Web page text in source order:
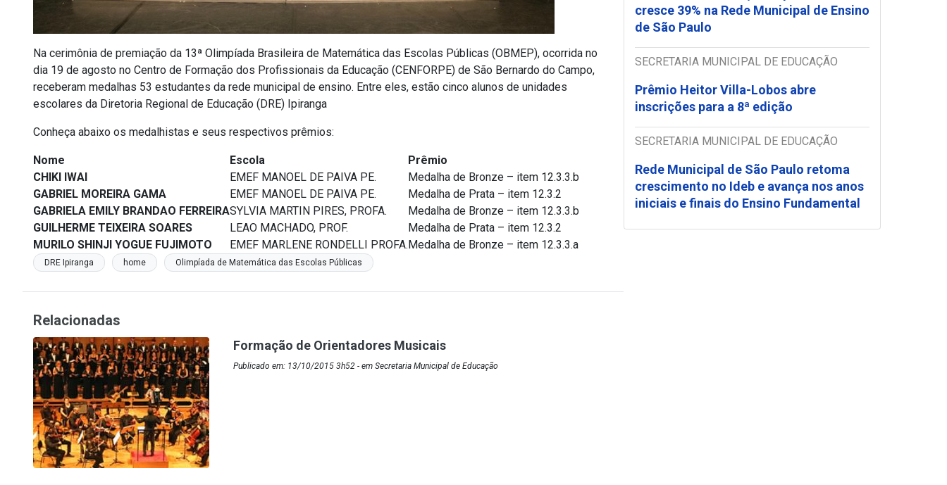
Na cerimônia de premiação da 13ª Olimpíada Brasileira de Matemática das Escolas Públicas (OBMEP), ocorrida no
dia 19 de agosto no Centro de Formação dos Profissionais da Educação (CENFORPE) de São Bernardo do Campo,
receberam medalhas 53 estudantes da rede municipal de ensino. Entre eles, estão cinco alunos de unidades
escolares da Diretoria Regional de Educação (DRE) Ipiranga
Conheça abaixo os medalhistas e seus respectivos prêmios:
Nome Escola
Prêmio
CHIKI IWAI
EMEF MANOEL DE PAIVA PE.
Medalha de Bronze – item 12.3.3.b
GABRIEL MOREIRA GAMA
EMEF MANOEL DE PAIVA PE.
Medalha de Prata – item 12.3.2
GABRIELA EMILY BRANDAO FERREIRASYLVIA MARTIN PIRES, PROFA.
Medalha de Bronze – item 12.3.3.b
GUILHERME TEIXEIRA SOARES
LEAO MACHADO, PROF.
Medalha de Prata – item 12.3.2
MURILO SHINJI YOGUE FUJIMOTO
EMEF MARLENE RONDELLI PROFA.Medalha de Bronze – item 12.3.3.a
DRE Ipiranga home Olimpíada de Matemática das Escolas Públicas
cresce 39% na Rede Municipal de Ensino
de São Paulo
SECRETARIA MUNICIPAL DE EDUCAÇÃO
Prêmio Heitor Villa-Lobos abre
inscrições para a 8ª edição
SECRETARIA MUNICIPAL DE EDUCAÇÃO
Rede Municipal de São Paulo retoma
crescimento no Ideb e avança nos anos
iniciais e finais do Ensino Fundamental
Relacionadas
Formação de Orientadores Musicais
Publicado em: 13/10/2015 3h52 - em Secretaria Municipal de Educação